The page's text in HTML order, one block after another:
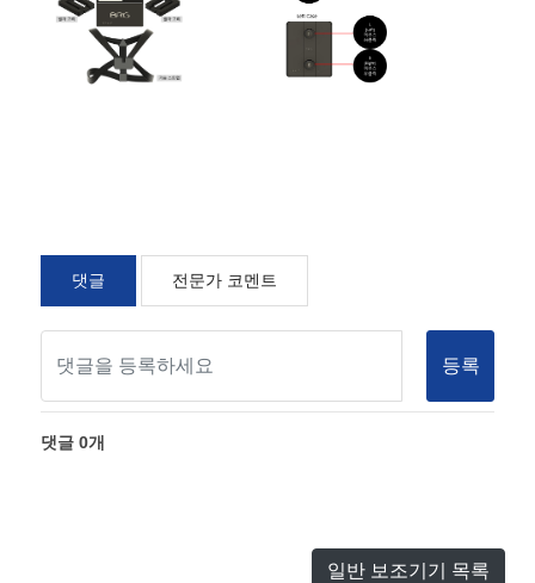
댓글 전문가 코멘트
등록
댓글0개
일반 보조기기 목록